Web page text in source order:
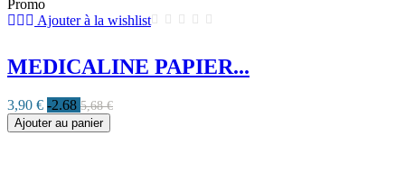
Promo
Ajouter à la wishlist
MEDICALINE PAPIER...
3,90 € -2.68 5,68 €
Ajouter au panier